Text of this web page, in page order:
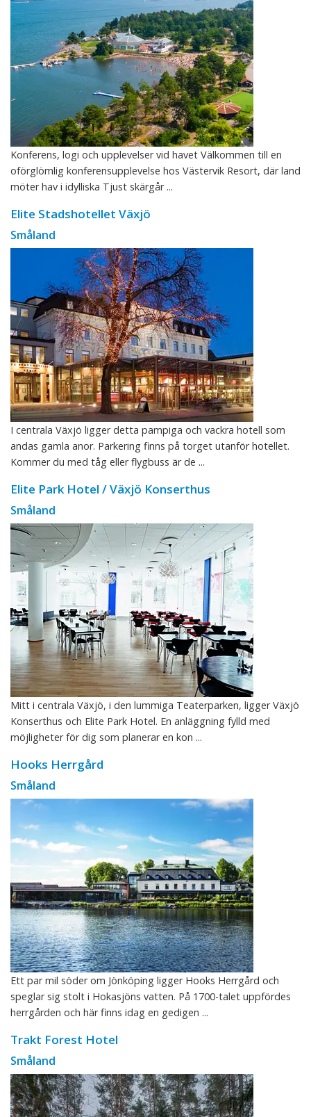
Konferens, logi och upplevelser vid havet Välkommen till en
oförglömlig konferensupplevelse hos Västervik Resort, där land
möter hav i idylliska Tjust skärgår ...
Elite Stadshotellet Växjö
Småland
I centrala Växjö ligger detta pampiga och vackra hotell som
andas gamla anor. Parkering finns på torget utanför hotellet.
Kommer du med tåg eller flygbuss är de ...
Elite Park Hotel / Växjö Konserthus
Småland
Mitt i centrala Växjö, i den lummiga Teaterparken, ligger Växjö
Konserthus och Elite Park Hotel. En anläggning fylld med
möjligheter för dig som planerar en kon ...
Hooks Herrgård
Småland
Ett par mil söder om Jönköping ligger Hooks Herrgård och
speglar sig stolt i Hokasjöns vatten. På 1700-talet uppfördes
herrgården och här finns idag en gedigen ...
Trakt Forest Hotel
Småland